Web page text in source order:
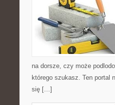
na dorsze, czy może
którego szukasz. Ten portal
się […]